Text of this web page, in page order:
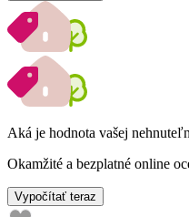
Aká je hodnota vašej
Okamžité a bezplatné online
Vypočítať teraz